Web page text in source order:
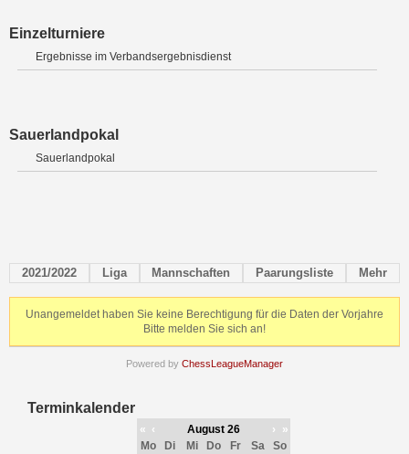
Einzelturniere
Ergebnisse im Verbandsergebnisdienst
Sauerlandpokal
Sauerlandpokal
2021/2022 Liga Mannschaften Paarungsliste Mehr
Unangemeldet haben Sie keine Berechtigung für die Daten der Vorjahre
Bitte melden Sie sich an!
Powered by ChessLeagueManager
Terminkalender
« ‹ August 26 ›
»
Mo
Di Mi Do Fr Sa
So